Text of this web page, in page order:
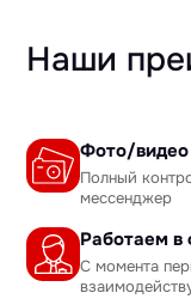
Наши
Фото/видео
Полный
мессенджер
Работаем в
С момента